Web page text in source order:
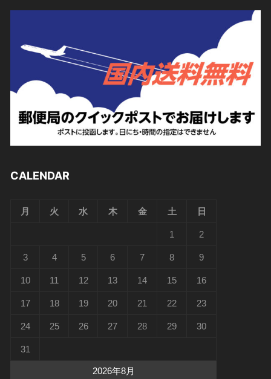
CALENDAR
2026年8月
月 火 水 木 金 土 日
1 2
3 4 5 6 7 8 9
10 11 12 13 14 15 16
17 18 19 20 21 22 23
24 25 26 27 28 29 30
31